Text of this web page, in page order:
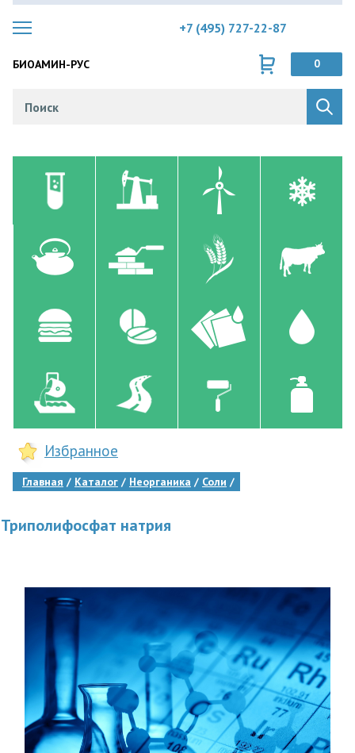
+7 (495) 727-22-87
БИОАМИН-РУС 0
Избранное
Главная Каталог Неорганика Соли
Триполифосфат натрия